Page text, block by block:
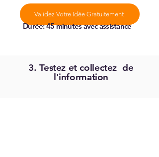
Validez Votre Idée Gratuitement
Durée: 45 minutes avec assistance
3. Testez et collectez de
l'information